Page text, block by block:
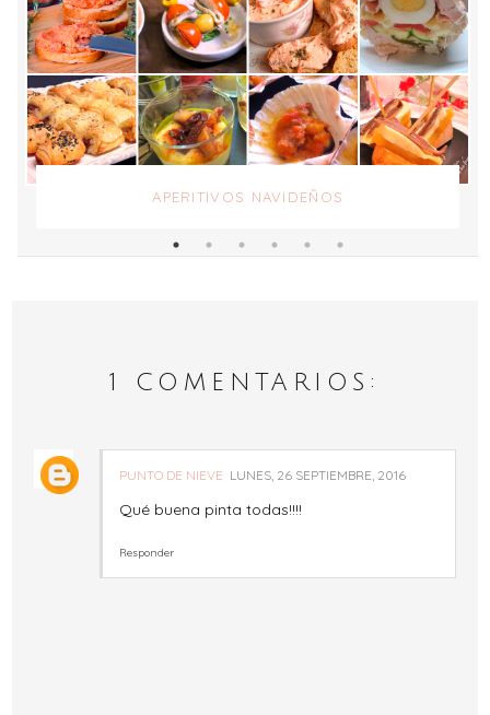
APERITIVOS NAVIDEÑOS
1 COMENTARIOS:
PUNTO DE NIEVE LUNES, 26 SEPTIEMBRE, 2016
Qué buena pinta todas!!!!
Responder